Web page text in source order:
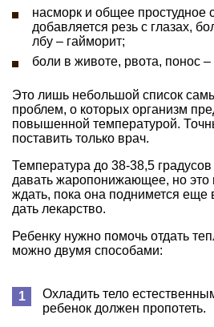
насморк и общее простудное
добавляется резь с глазах,
лбу – гайморит;
боли в животе, рвота, понос
Это лишь небольшой список
проблем, о которых организм
повышенной температурой.
поставить только врач.
Температура до 38-38,5
давать жаропонижающее, но это
ждать, пока она поднимется
дать лекарство.
Ребенку нужно помочь отдать
можно двумя способами:
Охладить тело
ребенок должен пропотеть.